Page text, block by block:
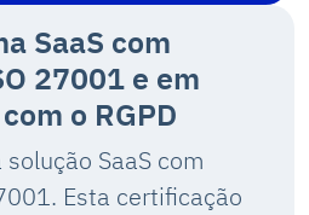
SaaS com
27001 e em
o RGPD
SaaS com
Esta certificação